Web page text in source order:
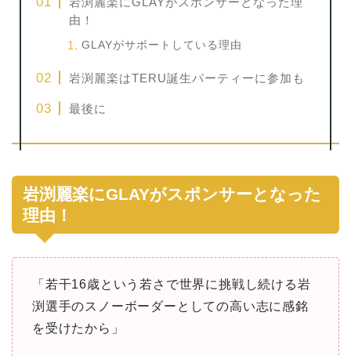
由！
GLAYがサポートしている理由
岩渕麗楽はTERU誕生パーティーに参加も
最後に
岩渕麗楽にGLAYがスポンサーとなった
理由！
「若干16歳という若さで世界に挑戦し続ける岩
渕選手のスノーボーダーとしての高い志に感銘
を受けたから」